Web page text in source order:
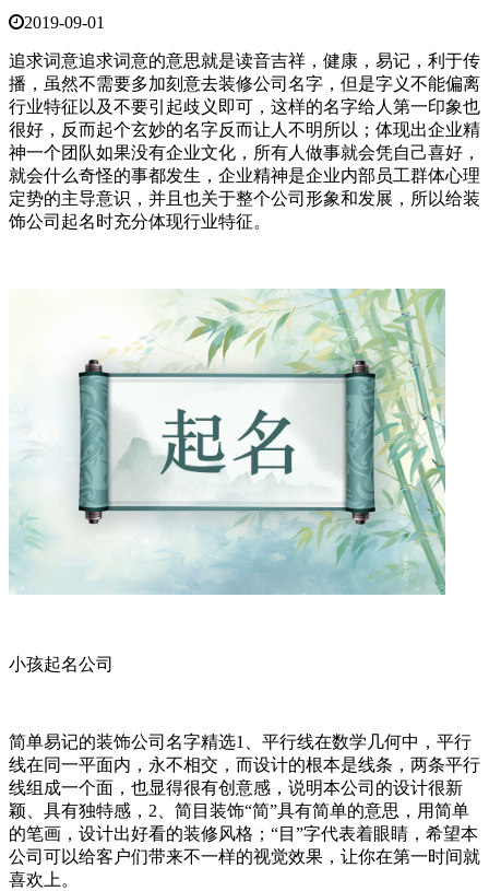
2019-09-01
追求词意追求词意的意思就是读音吉祥，健康，易记，利于传
播，虽然不需要多加刻意去装修公司名字，但是字义不能偏离
行业特征以及不要引起歧义即可，这样的名字给人第一印象也
很好，反而起个玄妙的名字反而让人不明所以；体现出企业精
神一个团队如果没有企业文化，所有人做事就会凭自己喜好，
就会什么奇怪的事都发生，企业精神是企业内部员工群体心理
定势的主导意识，并且也关于整个公司形象和发展，所以给装
饰公司起名时充分体现行业特征。
小孩起名公司
简单易记的装饰公司名字精选1、平行线在数学几何中，平行
线在同一平面内，永不相交，而设计的根本是线条，两条平行
线组成一个面，也显得很有创意感，说明本公司的设计很新
颖、具有独特感，2、简目装饰“简”具有简单的意思，用简单
的笔画，设计出好看的装修风格；“目”字代表着眼睛，希望本
公司可以给客户们带来不一样的视觉效果，让你在第一时间就
喜欢上。